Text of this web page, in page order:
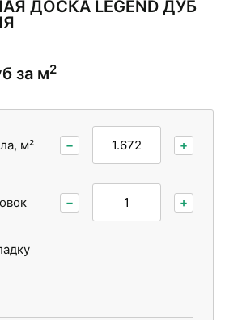
ДОСКА LEGEND ДУБ
за м2
м² − +
− +